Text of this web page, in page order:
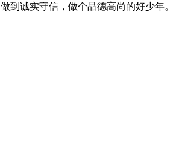
到诚实守信，做个品德高尚的好少年。